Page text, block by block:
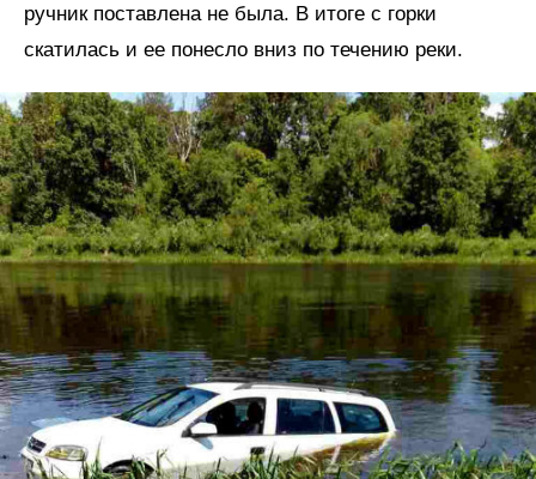
ручник поставлена не была. В итоге с горки
скатилась и ее понесло вниз по течению реки.